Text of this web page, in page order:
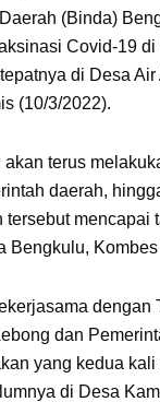
(Binda)
Covid-19 di
di Desa
(10/3/2022).
akan terus
daerah,
mencapai
Bengkulu,
dengan
dan
yang kedua
di Desa